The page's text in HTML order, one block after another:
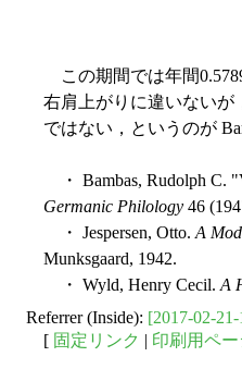
この期間では年間
右肩上がりに違いないが
ではない，というのが
・ Bambas, Rudolph C.
Germanic Philology 46
・ Jespersen, Otto. A
Munksgaard, 1942.
・ Wyld, Henry Cecil. A
Referrer (Inside): [2017-02-
[ 固定リンク | 印刷用ペー